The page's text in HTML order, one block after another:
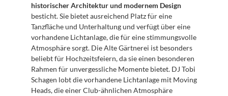
historischer Architektur und modernem Design
besticht. Sie bietet ausreichend Platz für eine
Tanzfläche und Unterhaltung und verfügt über eine
vorhandene Lichtanlage, die für eine stimmungsvolle
Atmosphäre sorgt. Die Alte Gärtnerei ist besonders
beliebt für Hochzeitsfeiern, da sie einen besonderen
Rahmen für unvergessliche Momente bietet. DJ Tobi
Schagen lobt die vorhandene Lichtanlage mit Moving
Heads, die einer Club-ähnlichen Atmosphäre